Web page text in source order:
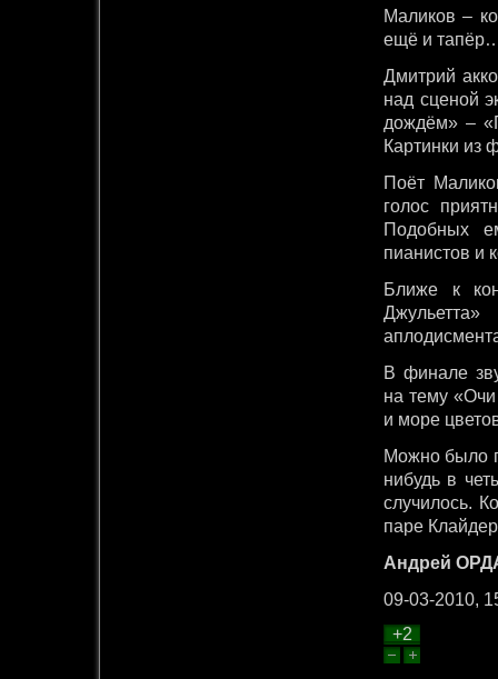
Маликов –
ещё и
Дмитрий
над сценой
дождём» –
Картинки из
Поёт
голос
Подобных
пианистов и
Ближе к
В финале
на тему
и море
Можно было
нибудь в
случилось.
паре
Андрей
09-03-2010,
+2